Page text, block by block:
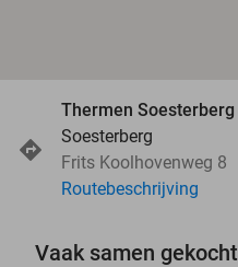
Thermen Soesterberg
Soesterberg
Frits Koolhovenweg 8
Routebeschrijving
Vaak samen gekocht